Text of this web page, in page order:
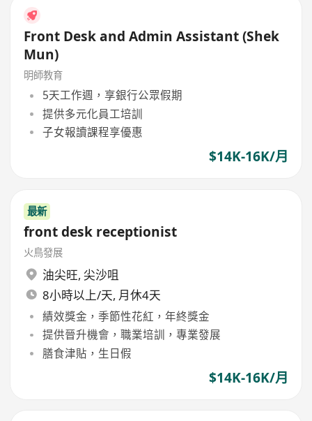
Front Desk and Admin Assistant (Shek
Mun)
明師教育
5天工作週，享銀行公眾假期
提供多元化員工培訓
子女報讀課程享優惠
$14K-16K/月
最新
front desk receptionist
火鳥發展
油尖旺, 尖沙咀
8小時以上/天, 月休4天
績效獎金，季節性花紅，年終獎金
提供晉升機會，職業培訓，專業發展
膳食津貼，生日假
$14K-16K/月